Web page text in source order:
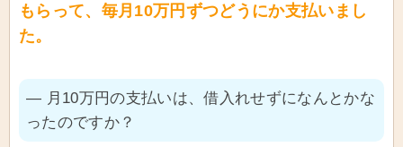
もらって、毎月10万円ずつどうにか支払いまし
た。
― 月10万円の支払いは、借入れせずになんとかな
ったのですか？